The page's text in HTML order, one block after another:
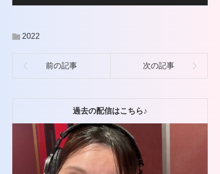
プ
2022
過去の配信はこちら♪